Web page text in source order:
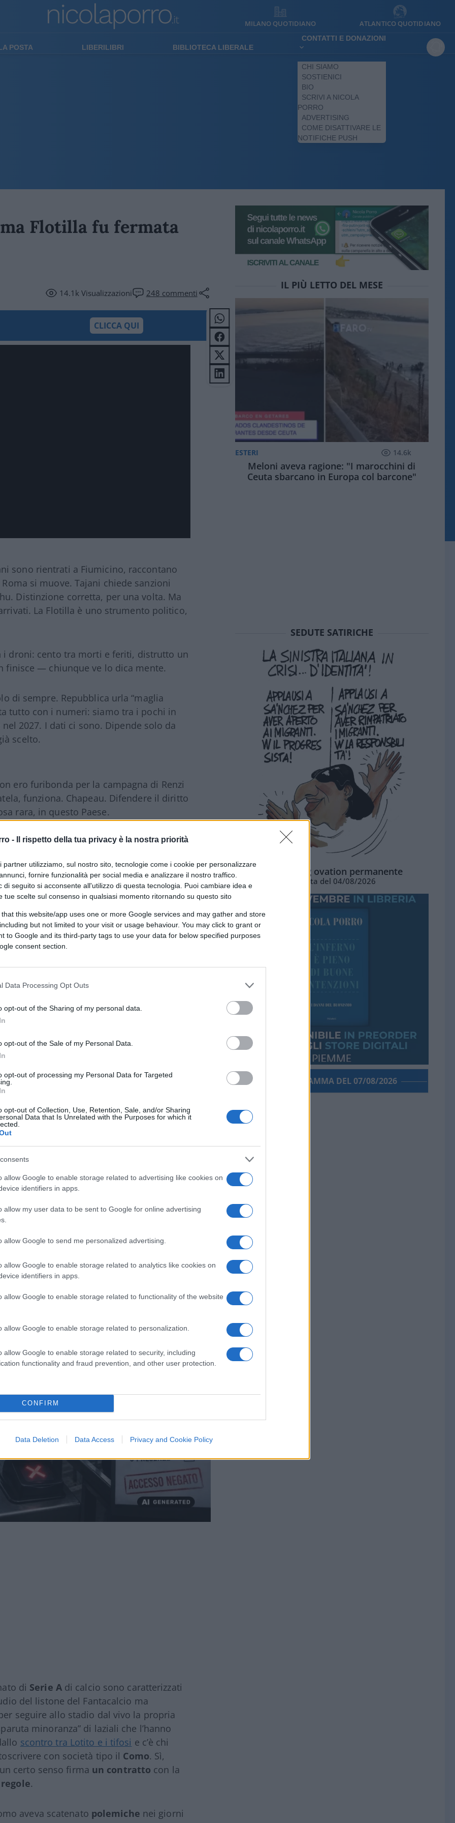
- Il rispetto della tua privacy è la nostra priorità
partner utilizziamo, sul nostro sito, tecnologie come i cookie per personalizzare
fornire funzionalità per social media e analizzare il nostro traffico.
di seguito si acconsente all'utilizzo di questa tecnologia. Puoi cambiare idea e
tue scelte sul consenso in qualsiasi momento ritornando su questo sito
that this website/app uses one or more Google services and may gather and store
but not limited to your visit or usage behaviour. You may click to grant or
to Google and its third-party tags to use your data for below specified purposes
consent section.
Data Processing Opt Outs
opt-out of the Sharing of my personal data.
opt-out of the Sale of my Personal Data.
opt-out of processing my Personal Data for Targeted
opt-out of Collection, Use, Retention, Sale, and/or Sharing
Data that Is Unrelated with the Purposes for which it
allow Google to enable storage related to advertising like cookies on
identifiers in apps.
allow my user data to be sent to Google for online advertising
allow Google to send me personalized advertising.
allow Google to enable storage related to analytics like cookies on
identifiers in apps.
allow Google to enable storage related to functionality of the website
allow Google to enable storage related to personalization.
allow Google to enable storage related to security, including
functionality and fraud prevention, and other user protection.
CONFIRM
Data Deletion Data Access Privacy and Cookie Policy
MILANO QUOTIDIANO ATLANTICO QUOTIDIANO
POSTA LIBERILIBRI BIBLIOTECA LIBERALE
CONTATTI E DONAZIONI
CHI SIAMO
SOSTIENICI
BIO
SCRIVI A NICOLA
PORRO
ADVERTISING
COME DISATTIVARE LE
NOTIFICHE PUSH
Flotilla fu fermata
14.1kVisualizzazioni 248 commenti
CLICCA QUI
sono rientrati a Fiumicino, raccontano
si muove. Tajani chiede sanzioni
Distinzione corretta, per una volta. Ma
La Flotilla è uno strumento politico,
i droni: cento tra morti e feriti, distrutto un
finisce — chiunque ve lo dica mente.
di sempre. Repubblica urla “maglia
tutto con i numeri: siamo tra i pochi in
2027. I dati ci sono. Dipende solo da
scelto.
ero furibonda per la campagna di Renzi
funziona. Chapeau. Difendere il diritto
rara, in questo Paese.
e sposta il 60% degli investimenti
amici. Come sempre, paga chi
oltre 2.000 miliardi. L’innovazione
produce regolamenti. E tasse. Come
degli altri con la stessa cura con cui
per iscriversi al canale ed
Leggi i commenti
di controllare chi ha
sugli abbonati: pagare il posto non
1.6kVisualizzazioni
di Serie Adi calcio sono caratterizzati
del listone del Fantacalcio ma
seguire allo stadio dal vivo la propria
minoranza” di laziali che l’hanno
scontro tra Lotito e i tifosi e c’è chi
con società tipo il Como. Sì,
certo senso firma un contratto con la
.
aveva scatenato polemiche nei giorni
IL PIÙ LETTO DEL MESE
ESTERI 14.6k
Meloni aveva ragione: "I marocchini di
Ceuta sbarcano in Europa col barcone"
SEDUTE SATIRICHE
La standing ovation permanente
Vignetta del 04/08/2026
PORROGRAMMA DEL 07/08/2026